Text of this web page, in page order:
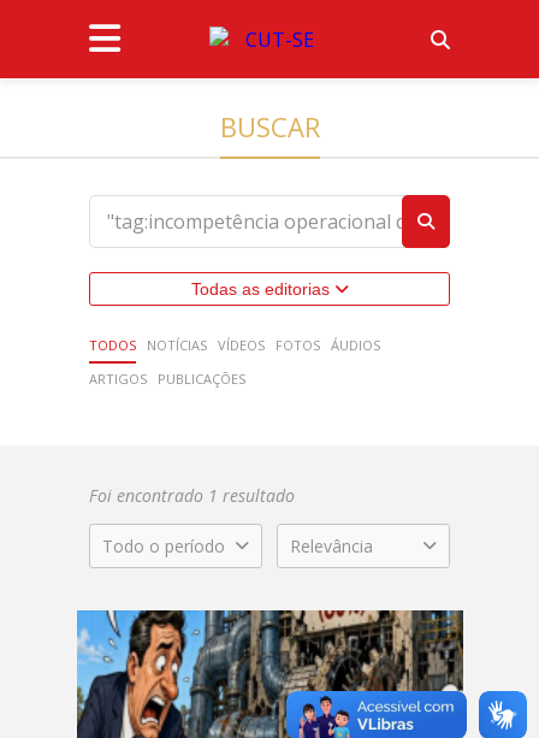
BUSCAR
Todas as editorias
TODOS NOTÍCIAS VÍDEOS FOTOS ÁUDIOS
ARTIGOS
PUBLICAÇÕES
Foi encontrado 1 resultado
Todo o período Relevância